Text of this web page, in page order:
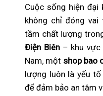
Cuộc sống hiện đại
không chỉ đóng
tầm chất lượng
Điện Biên– khu vực
Nam, một shop bao
lượng luôn là yếu
để đảm bảo an tâm